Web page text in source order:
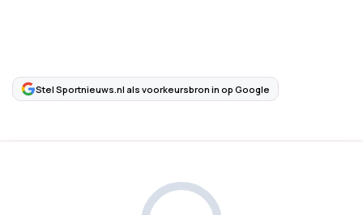
Stel Sportnieuws.nl als voorkeursbron in op Google